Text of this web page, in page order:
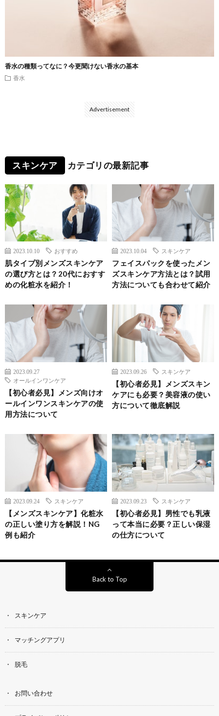
香水の種類ってなに？今更聞けない香水の基本
香水
Advertisement
スキンケア カテゴリの最新記事
2023.10.10 おすすめ
肌タイプ別メンズスキンケア
の選び方とは？20代におすす
めの化粧水を紹介！
2023.10.04 スキンケア
フェイスパックを使ったメン
ズスキンケア方法とは？試用
方法についても合わせて紹介
2023.09.27
オールインワンケア
【初心者必見】メンズ向けオ
ールインワンスキンケアの使
用方法について
2023.09.26 スキンケア
【初心者必見】メンズスキン
ケアにも必要？美容液の使い
方について徹底解説
2023.09.24 スキンケア
【メンズスキンケア】化粧水
の正しい塗り方を解説！NG
例も紹介
2023.09.23 スキンケア
【初心者必見】男性でも乳液
って本当に必要？正しい保湿
の仕方について
Back to Top
スキンケア
マッチングアプリ
脱毛
お問い合わせ